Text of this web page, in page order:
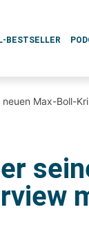
BESTSELLER
Max-Boll-